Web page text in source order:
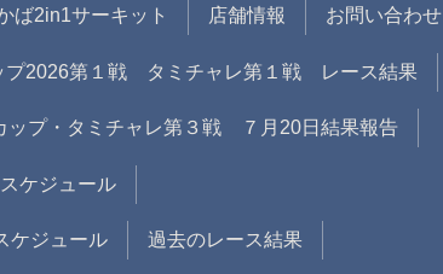
ば2in1サーキット 店舗情報 お問い合わせ
プ2026第１戦 タミチャレ第１戦 レース結果
プ・タミチャレ第３戦 ７月20日結果報告
ケジュール
ケジュール 過去のレース結果